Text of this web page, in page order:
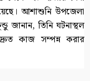
আশাশুনি উপজেলা
জানান, তিনি ঘটনাস্থল
কাজ সম্পন্ন করার